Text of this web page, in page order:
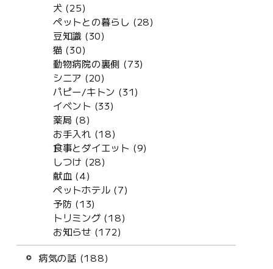
犬 (25)
ペットとの暮らし (28)
豆知識 (30)
猫 (30)
動物病院の裏側 (73)
シニア (20)
パピー/キトン (31)
イベント (33)
薬局 (8)
お手入れ (18)
食事とダイエット (9)
しつけ (28)
献血 (4)
ペットホテル (7)
予防 (13)
トリミング (18)
お知らせ (172)
病気の話 (188)